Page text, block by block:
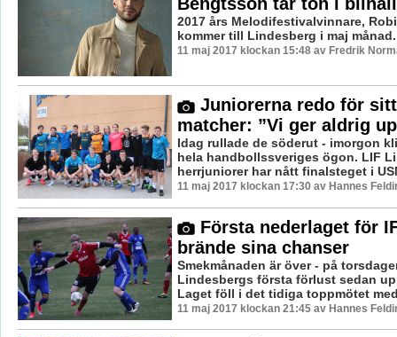
2017 års Melodifestivalvinnare,
kommer till Lindesberg i maj månad.
11 maj 2017 klockan 15:48 av Fredrik
Juniorerna redo för
matcher: ”Vi ger aldrig
Idag rullade de söderut - imorgon
hela handbollssveriges ögon. LIF
herrjuniorer har nått finalsteget i
11 maj 2017 klockan 17:30 av Hannes
Första nederlaget för
brände sina chanser
Smekmånaden är över - på
Lindesbergs första förlust sedan
Laget föll i det tidiga toppmötet
11 maj 2017 klockan 21:45 av Hannes